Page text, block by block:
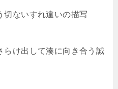
切ないすれ違いの描写
らけ出して湊に向き合う誠